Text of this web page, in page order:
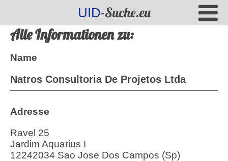
UID-Suche.eu
Alle Informationen zu:
Name
Natros Consultoria De Projetos Ltda
Adresse
Ravel 25
Jardim Aquarius I
12242034 Sao Jose Dos Campos (Sp)